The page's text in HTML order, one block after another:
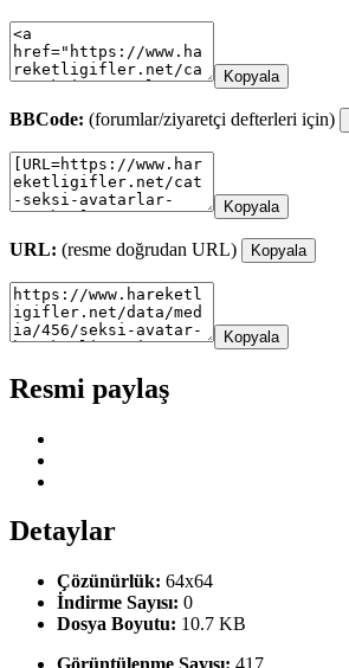
Kopyala
BBCode: (forumlar/ziyaretçi defterleri için)
Kopyala
URL: (resme doğrudan URL) Kopyala
Kopyala
Resmi paylaş
Detaylar
Çözünürlük: 64x64
İndirme Sayısı: 0
Dosya Boyutu: 10.7 KB